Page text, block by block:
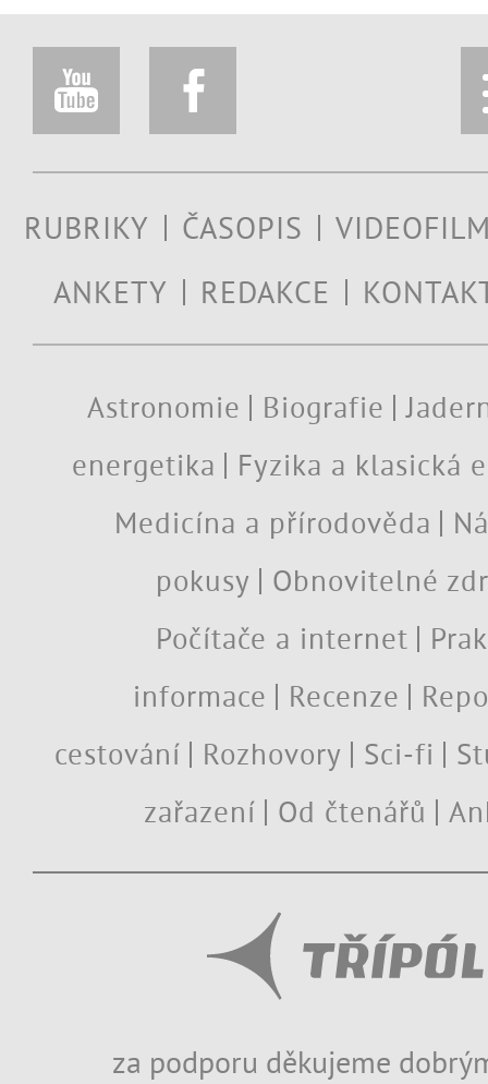
RUBRIKY ČASOPIS
ANKETY
REDAKCE
Astronomie Biografie
energetika
Fyzika a klasická
Medicína a přírodověda
pokusy
Obnovitelné
Počítače a internet
informace
Recenze
cestování
Rozhovory Sci-fi
zařazení
Od čtenářů
za podporu děkujeme